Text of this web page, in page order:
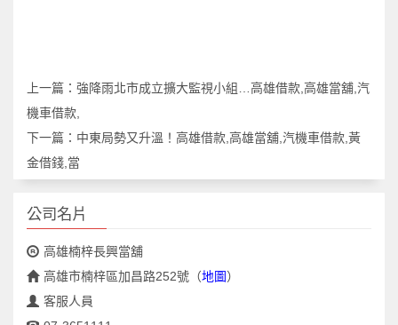
上一篇： 強降雨北市成立擴大監視小組…高雄借款,高雄當舖,汽
機車借款,
下一篇： 中東局勢又升溫！高雄借款,高雄當舖,汽機車借款,黃
金借錢,當
公司名片
高雄楠梓長興當舖
高雄市楠梓區加昌路252號 （地圖）
客服人員